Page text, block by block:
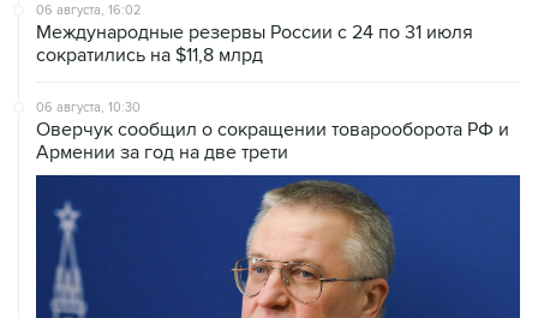
06 августа, 16:02
Международные резервы России с 24 по 31 июля
сократились на $11,8 млрд
06 августа, 10:30
Оверчук сообщил о сокращении товарооборота РФ и
Армении за год на две трети